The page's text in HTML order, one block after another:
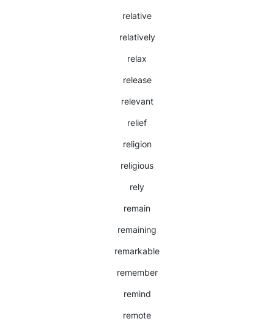
relative
relatively
relax
release
relevant
relief
religion
religious
rely
remain
remaining
remarkable
remember
remind
remote